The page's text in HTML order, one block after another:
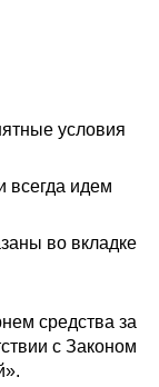
условия
всегда идем
во вкладке
средства за
с Законом